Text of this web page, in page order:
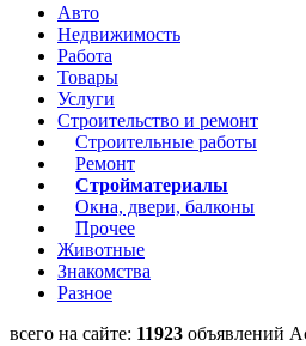
Авто
Недвижимость
Работа
Товары
Услуги
Строительство и ремонт
Строительные работы
Ремонт
Стройматериалы
Окна, двери, балконы
Прочее
Животные
Знакомства
Разное
всего на сайте: 11923 объявлений